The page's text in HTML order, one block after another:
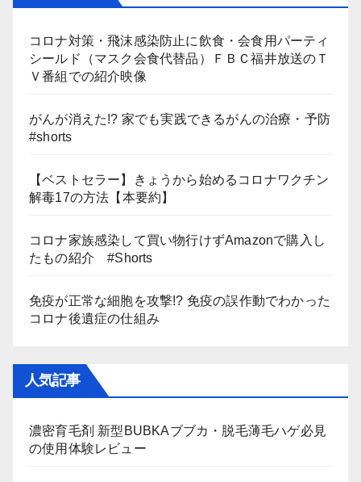
コロナ対策・飛沫感染防止に飲食・会食用パーティ
シールド（マスク会食代替品）ＦＢＣ福井放送のＴ
Ｖ番組での紹介映像
がんが消えた!? 家でも実践できるがんの治療・予防
#shorts
【ベストセラー】きょうから始めるコロナワクチン
解毒17の方法【本要約】
コロナ家族感染して買い物行けずAmazonで購入し
たもの紹介 #Shorts
免疫が正常な細胞を攻撃!? 免疫の誤作動でわかった
コロナ後遺症の仕組み
人気記事
濃密育毛剤 新型BUBKAブブカ・脱毛薄毛ハゲ必見
の使用体験レビュー